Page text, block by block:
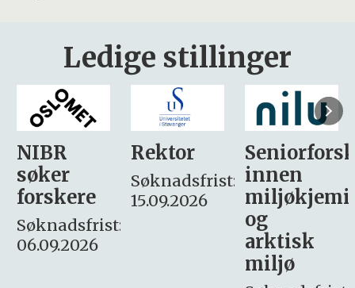
Ledige stillinger
Rektor
Søknadsfrist:
15.09.2026
Seniorforsker
innen
miljøkjemi
søker
– fast
Søknadsfrist:
16. august.